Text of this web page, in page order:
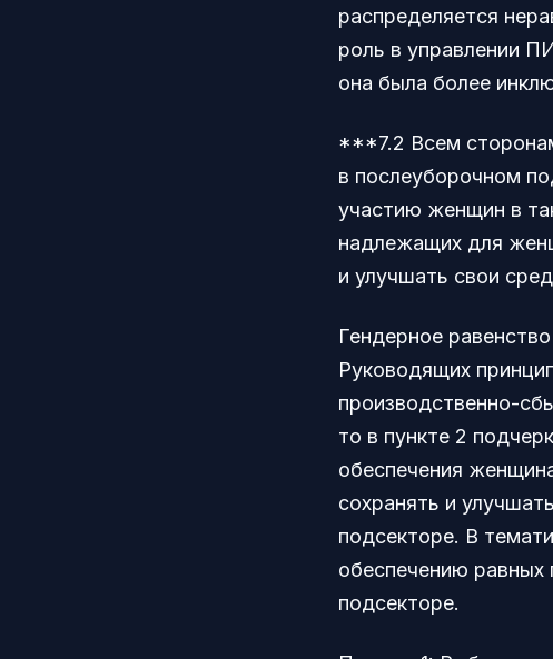
распределяется
роль в управлении
она была более
***7.2 Всем
в послеуборочном
участию женщин в
надлежащих для
и улучшать свои
Гендерное
Руководящих
производственно-
то в пункте 2
обеспечения
сохранять и
подсекторе. В
обеспечению
подсекторе.